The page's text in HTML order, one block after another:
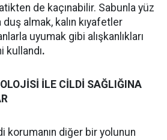
de kaçınabilir. Sabunla yüz
duş almak, kalın kıyafetler
uyumak gibi alışkanlıkları
kullandı.
İLE CİLDİ SAĞLIĞINA
korumanın diğer bir yolunun